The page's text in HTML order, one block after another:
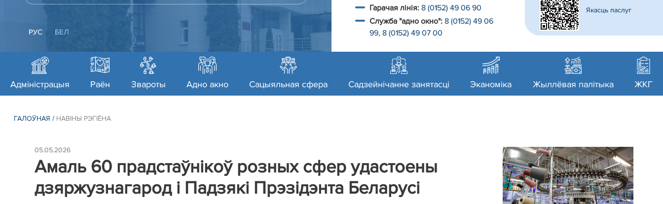
РУС БЕЛ
Гарачая лiнiя: 8 (0152) 49 06 90
Служба "адно окно": 8 (0152) 49 06
99, 8 (0152) 49 07 00
Якасць паслуг
Адміністрацыя Раён Звароты Адно акно Сацыяльная сфера Садзейнічанне занятасці Эканоміка Жыллёвая палітыка ЖКГ
ГАЛОЎНАЯ / НАВIНЫ РЭГIЁНА
05.05.2026
Амаль 60 прадстаўнікоў розных сфер удастоены
дзяржузнагарод і Падзякі Прэзідэнта Беларусі